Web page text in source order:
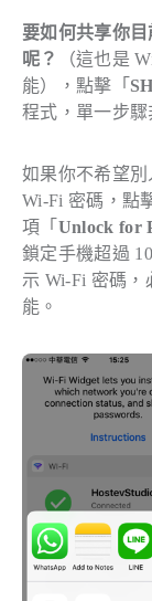
要如何共享你
呢？
（這也是
能），點擊「
程式，單一步驟
如果你不希望
Wi-Fi 密碼，點
項「 Unlock for
鎖定手機超過
示 Wi-Fi 密碼，
能。